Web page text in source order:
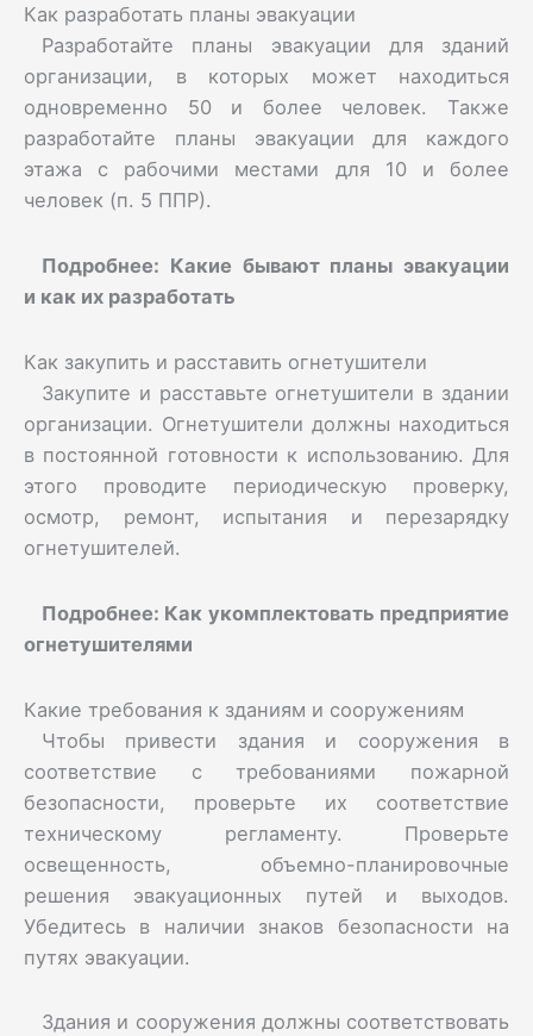
Как разработать планы эвакуации
Разработайте планы эвакуации для зданий
организации, в которых может находиться
одновременно 50 и более человек. Также
разработайте планы эвакуации для каждого
этажа с рабочими местами для 10 и более
человек (п. 5 ППР).
Подробнее: Какие бывают планы эвакуации
и как их разработать
Как закупить и расставить огнетушители
Закупите и расставьте огнетушители в здании
организации. Огнетушители должны находиться
в постоянной готовности к использованию. Для
этого проводите периодическую проверку,
осмотр, ремонт, испытания и перезарядку
огнетушителей.
Подробнее: Как укомплектовать предприятие
огнетушителями
Какие требования к зданиям и сооружениям
Чтобы привести здания и сооружения в
соответствие с требованиями пожарной
безопасности, проверьте их соответствие
техническому регламенту. Проверьте
освещенность, объемно-планировочные
решения эвакуационных путей и выходов.
Убедитесь в наличии знаков безопасности на
путях эвакуации.
Здания и сооружения должны соответствовать